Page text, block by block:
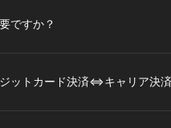
ですか？
ットカード決済⇔キャリア決済